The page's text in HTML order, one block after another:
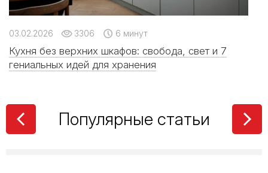
Как определиться с
форматом плитки
От классики до
лофта: какие стили
03.02.2026 3306 6 минут
Кухня без верхних шкафов: свобода, свет и 7
гениальных идей для хранения
Популярные статьи